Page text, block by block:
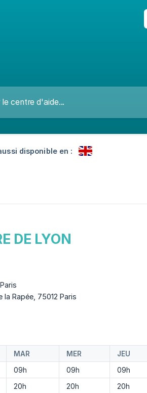
disponible en :
DE LYON
Rapée, 75012 Paris
MAR MER JEU
09h 09h 09h
20h 20h 20h